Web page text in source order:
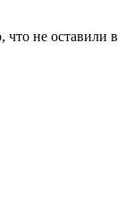
что не оставили в